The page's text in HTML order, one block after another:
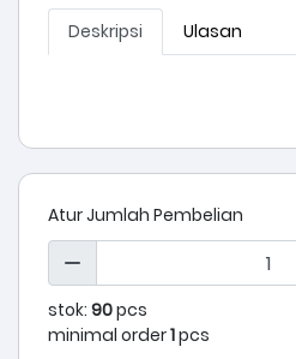
Deskripsi Ulasan
Atur Jumlah Pembelian
stok: 90pcs
minimal order1pcs